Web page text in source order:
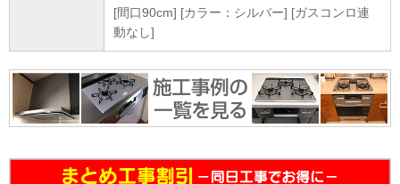
[間口90cm] [カラー：シルバー] [ガスコンロ連
動なし]